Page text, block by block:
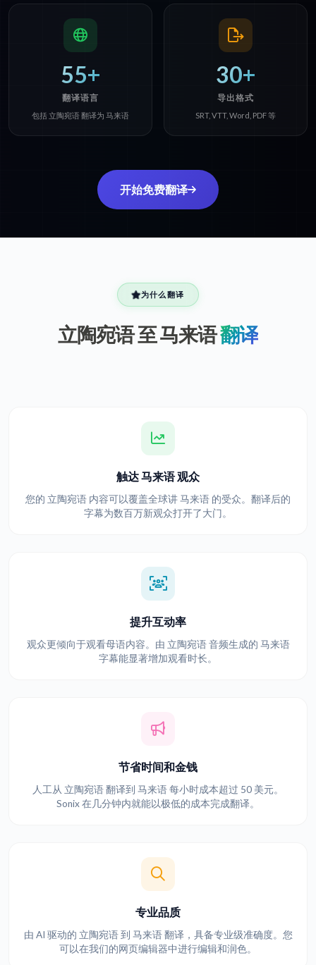
55+
翻译语言
包括 立陶宛语 翻译为 马来语
30+
导出格式
SRT, VTT, Word, PDF 等
开始免费翻译
为什么翻译
立陶宛语 至 马来语翻译
触达 马来语 观众
您的 立陶宛语 内容可以覆盖全球讲 马来语 的受众。翻译后的
字幕为数百万新观众打开了大门。
提升互动率
观众更倾向于观看母语内容。由 立陶宛语 音频生成的 马来语
字幕能显著增加观看时长。
节省时间和金钱
人工从 立陶宛语 翻译到 马来语 每小时成本超过 50 美元。
Sonix 在几分钟内就能以极低的成本完成翻译。
专业品质
由 AI 驱动的 立陶宛语 到 马来语 翻译，具备专业级准确度。您
可以在我们的网页编辑器中进行编辑和润色。